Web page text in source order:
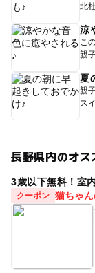
北
涼
こ
親
夏
親
ス
長野県内のオス
3歳以下無料！室
クーポン 猫ちゃ